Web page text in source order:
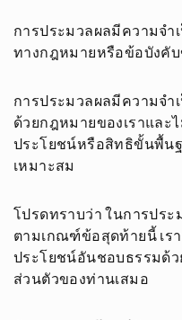
การประมวลผลมีความจำ
ทางกฎหมายหรือข้อบังคับ
การประมวลผลมีความจำ
ด้วยกฎหมายของเราและ
ประโยชน์หรือสิทธิขั้นพื้น
เหมาะสม
โปรดทราบว่า ในการปร
ตามเกณฑ์ข้อสุดท้ายนี้ เร
ประโยชน์อันชอบธรรมด้ว
ส่วนตัวของท่านเสมอ